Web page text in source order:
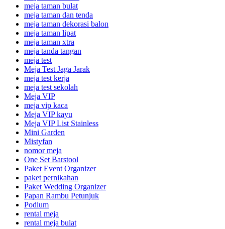
meja taman bulat
meja taman dan tenda
meja taman dekorasi balon
meja taman lipat
meja taman xtra
meja tanda tangan
meja test
Meja Test Jaga Jarak
meja test kerja
meja test sekolah
Meja VIP
meja vip kaca
Meja VIP kayu
Meja VIP List Stainless
Mini Garden
Mistyfan
nomor meja
One Set Barstool
Paket Event Organizer
paket pernikahan
Paket Wedding Organizer
Papan Rambu Petunjuk
Podium
rental meja
rental meja bulat